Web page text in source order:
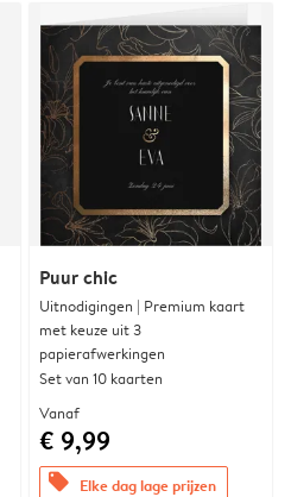
Puur chic
Uitnodigingen | Premium kaart
met keuze uit 3
papierafwerkingen
Set van 10 kaarten
Vanaf
€ 9,99
offers Elke dag lage prijzen